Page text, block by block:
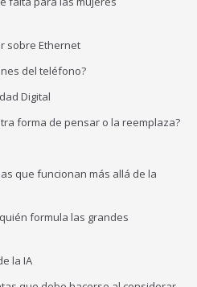
sobre Ethernet
del teléfono?
Digital
forma de pensar o la reemplaza?
que funcionan más allá de la
formula las grandes
la IA